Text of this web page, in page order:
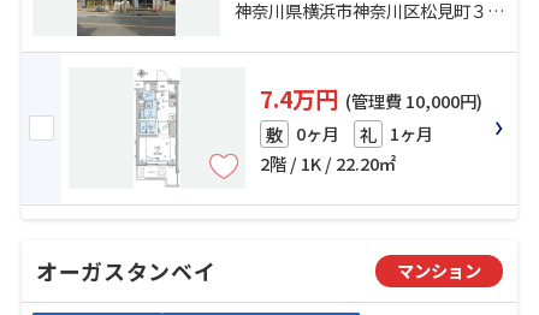
神奈川県横浜市神奈川区松見町３丁目
7.4万円 (管理費 10,000円)
敷 0ヶ月 礼 1ヶ月
2階 / 1K / 22.20㎡
オーガスタンベイ マンション